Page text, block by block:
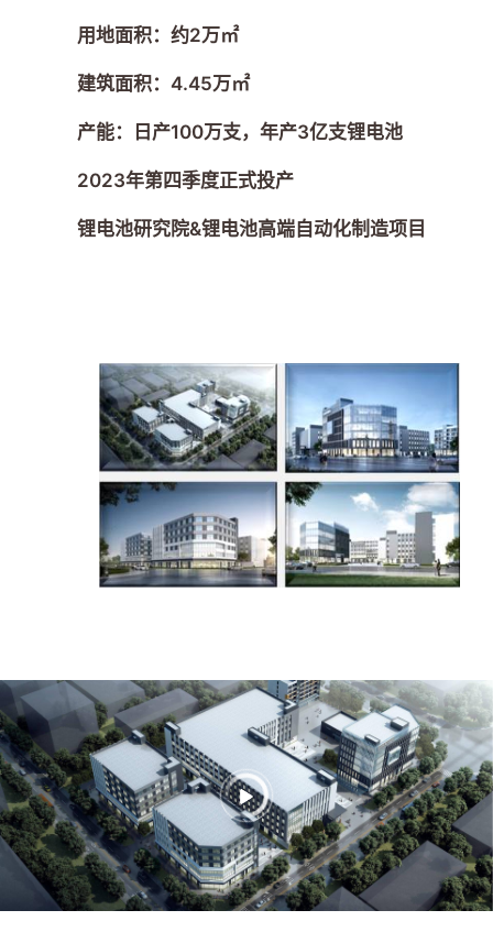
用地面积：约2万㎡
建筑面积：4.45万㎡
产能：日产100万支，年产3亿支锂电池
2023年第四季度正式投产
锂电池研究院&锂电池高端自动化制造项目